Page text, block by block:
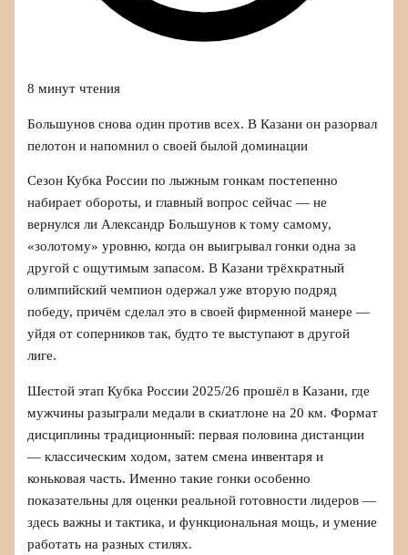
8 минут чтения
Большунов снова один против всех. В Казани он разорвал
пелотон и напомнил о своей былой доминации
Сезон Кубка России по лыжным гонкам постепенно
набирает обороты, и главный вопрос сейчас — не
вернулся ли Александр Большунов к тому самому,
«золотому» уровню, когда он выигрывал гонки одна за
другой с ощутимым запасом. В Казани трёхкратный
олимпийский чемпион одержал уже вторую подряд
победу, причём сделал это в своей фирменной манере —
уйдя от соперников так, будто те выступают в другой
лиге.
Шестой этап Кубка России 2025/26 прошёл в Казани, где
мужчины разыграли медали в скиатлоне на 20 км. Формат
дисциплины традиционный: первая половина дистанции
— классическим ходом, затем смена инвентаря и
коньковая часть. Именно такие гонки особенно
показательны для оценки реальной готовности лидеров —
здесь важны и тактика, и функциональная мощь, и умение
работать на разных стилях.